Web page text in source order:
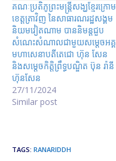
គណៈប្រតិភូព្រះមន្រ្តីសង្ឃខ្មែរក្រោម
ខេត្តត្រាវិញ នៃសាធារណរដ្ឋសង្គម
និយមវៀតណាម បាននិមន្តជួប
សំណេះសំណាលជាមួយសម្តេចអគ្គ
មហាសេនាបតីតេជោ ហ៊ុន សែន
និងសម្តេចកិត្តិព្រឹទ្ធបណ្ឌិត ប៊ុន រ៉ានី
ហ៊ុនសែន
27/11/2024
Similar post
TAGS: RANARIDDH